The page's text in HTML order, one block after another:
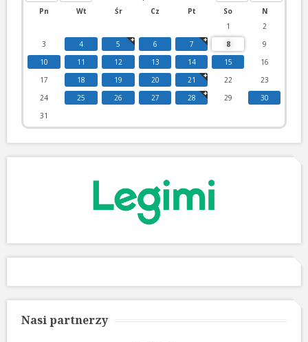
Pn Wt Śr Cz Pt So
N
1
2
3
4 5 6 7 8
9
10
11 12 13 14 15
16
17
18 19 20 21 22
23
24
25 26 27 28 29
30
31
Nasi partnerzy